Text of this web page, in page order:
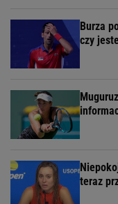
Burza
czy
teraz